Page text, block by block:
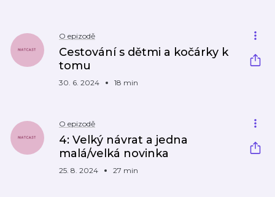
O epizodě
Cestování s dětmi a kočárky k
tomu
30. 6. 2024 18 min
O epizodě
4: Velký návrat a jedna
malá/velká novinka
25. 8. 2024 27 min